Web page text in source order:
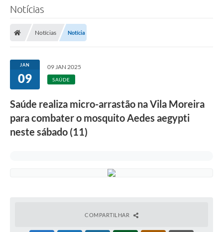
Notícias
Notícias Notícia
JAN
09
09 JAN 2025
SAÚDE
Saúde realiza micro-arrastão na Vila Moreira
para combater o mosquito Aedes aegypti
neste sábado (11)
COMPARTILHAR